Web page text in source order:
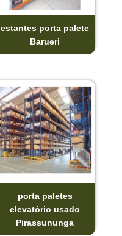
estantes porta palete
Barueri
porta paletes
elevatório usado
Pirassununga